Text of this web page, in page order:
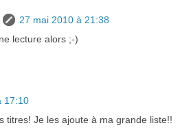
27 mai 2010 à 21:38
lecture alors ;-)
17:10
titres! Je les ajoute à ma grande liste!!